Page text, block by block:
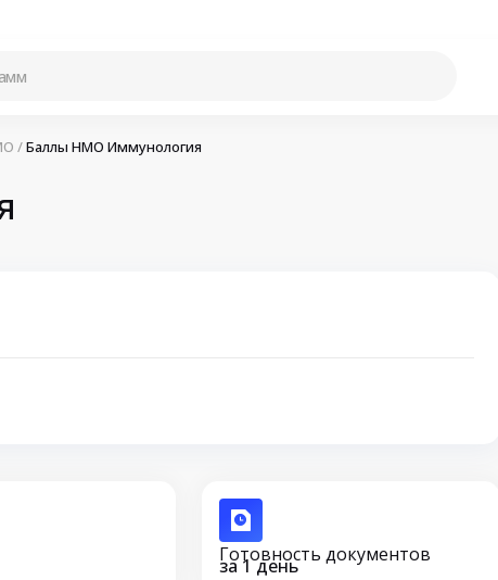
/Баллы НМО Иммунология
Готовность документов
за 1 день